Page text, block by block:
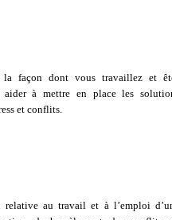
la façon dont vous travaillez et
aider à mettre en place les
et conflits.
relative au travail et à l’emploi